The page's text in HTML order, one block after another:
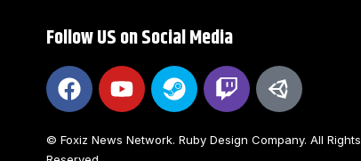
Follow US on Social Media
© Foxiz News Network. Ruby Design Company. All Rights